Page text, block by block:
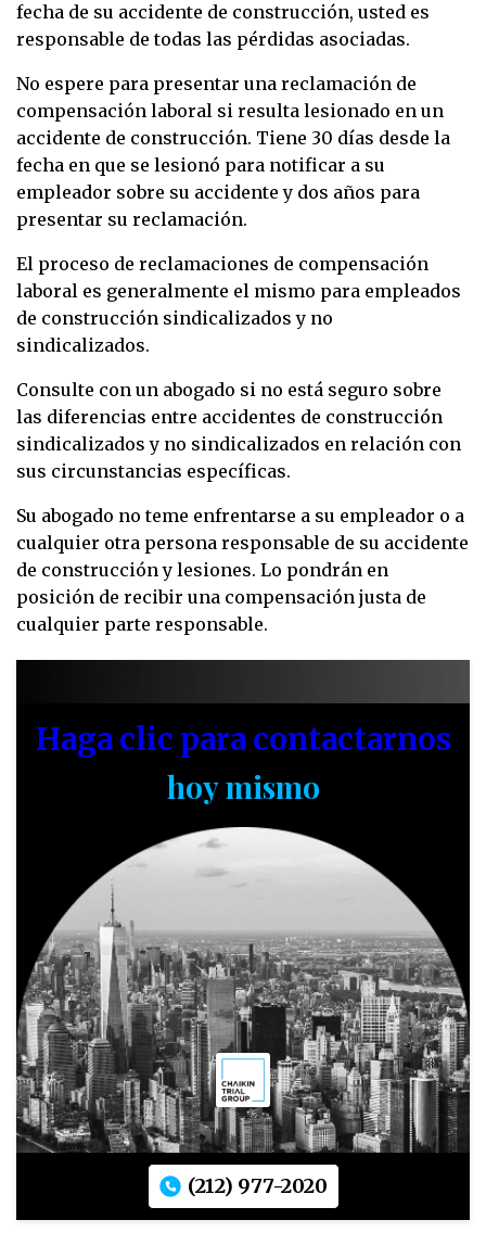
fecha de su accidente de construcción, usted es
responsable de todas las pérdidas asociadas.
No espere para presentar una reclamación de
compensación laboral si resulta lesionado en un
accidente de construcción. Tiene 30 días desde la
fecha en que se lesionó para notificar a su
empleador sobre su accidente y dos años para
presentar su reclamación.
El proceso de reclamaciones de compensación
laboral es generalmente el mismo para empleados
de construcción sindicalizados y no
sindicalizados.
Consulte con un abogado si no está seguro sobre
las diferencias entre accidentes de construcción
sindicalizados y no sindicalizados en relación con
sus circunstancias específicas.
Su abogado no teme enfrentarse a su empleador o a
cualquier otra persona responsable de su accidente
de construcción y lesiones. Lo pondrán en
posición de recibir una compensación justa de
cualquier parte responsable.
Haga clic para contactarnos
hoy mismo
(212) 977-2020